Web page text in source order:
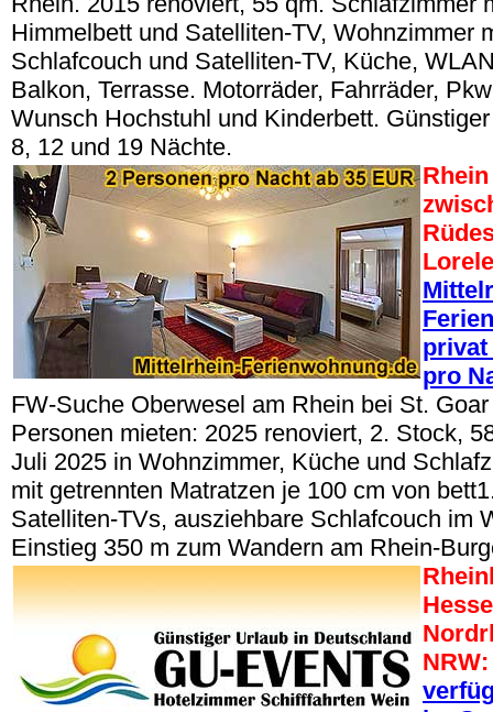
Himmelbett und Satelliten-TV, Wohnzimmer
Schlafcouch und Satelliten-TV, Küche,
Balkon, Terrasse. Motorräder, Fahrräder,
Wunsch Hochstuhl und Kinderbett.
8, 12 und 19 Nächte.
privat
pro
FW-Suche Oberwesel am Rhein bei St.
Personen mieten: 2025 renoviert, 2. Stock,
Juli 2025 in Wohnzimmer, Küche und
mit getrennten Matratzen je 100 cm von
Satelliten-TVs, ausziehbare Schlafcouch im
Einstieg 350 m zum Wandern am Rhein-
NRW: